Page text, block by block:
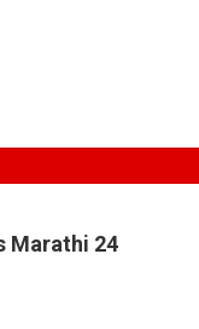
Marathi 24